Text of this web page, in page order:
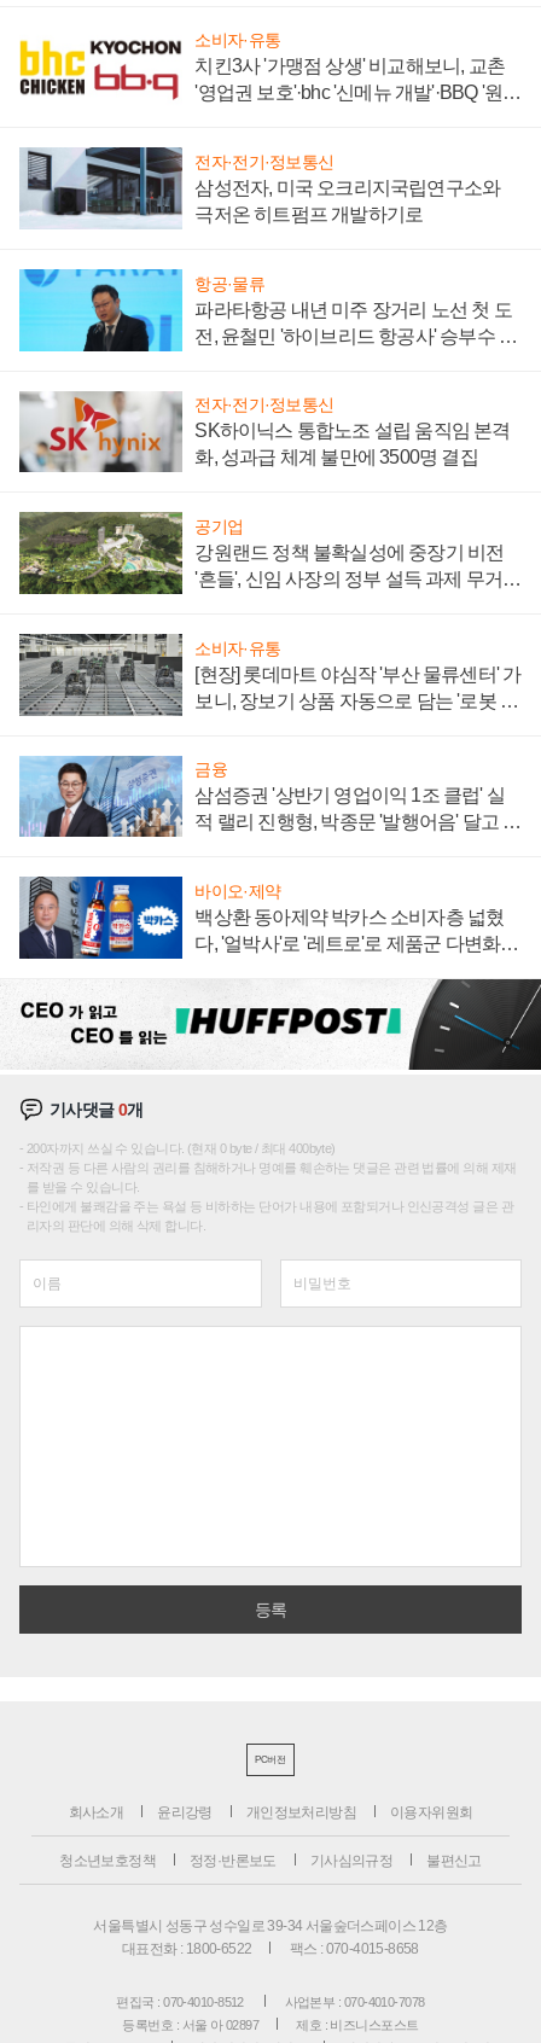
소비자·유통
치킨3사 '가맹점 상생' 비교해보니, 교촌
'영업권 보호'·bhc '신메뉴 개발'·BBQ '원가
전자·전기·정보통신
삼성전자, 미국 오크리지국립연구소와
극저온 히트펌프 개발하기로
항공·물류
파라타항공 내년 미주 장거리 노선 첫 도
전, 윤철민 '하이브리드 항공사' 승부수 통
전자·전기·정보통신
SK하이닉스 통합노조 설립 움직임 본격
화, 성과급 체계 불만에 3500명 결집
공기업
강원랜드 정책 불확실성에 중장기 비전
'흔들', 신임 사장의 정부 설득 과제 무거워
소비자·유통
[현장] 롯데마트 야심작 '부산 물류센터' 가
보니, 장보기 상품 자동으로 담는 '로봇 40
금융
삼섬증권 '상반기 영업이익 1조 클럽' 실
적 랠리 진행형, 박종문 '발행어음' 달고 연
바이오·제약
백상환 동아제약 박카스 소비자층 넓혔
다, '얼박사'로 '레트로'로 제품군 다변화
기사댓글0개
200자까지 쓰실 수 있습니다. (현재 0 byte / 최대 400byte)
저작권 등 다른 사람의 권리를 침해하거나 명예를 훼손하는 댓글은 관련 법률에 의해 제재
를 받을 수 있습니다.
타인에게 불쾌감을 주는 욕설 등 비하하는 단어가 내용에 포함되거나 인신공격성 글은 관
리자의 판단에 의해 삭제 합니다.
PC버전
회사소개 윤리강령 개인정보처리방침 이용자위원회
청소년보호정책 정정·반론보도 기사심의규정 불편신고
서울특별시 성동구 성수일로 39-34 서울숲더스페이스 12층
대표전화 : 1800-6522
팩스 : 070-4015-8658
편집국 : 070-4010-8512
사업본부 : 070-4010-7078
등록번호 : 서울 아 02897
제호 : 비즈니스포스트